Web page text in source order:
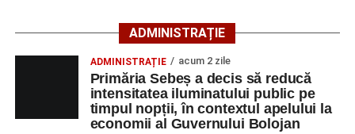
artiști locali și salonul literar„Armonia artelor”
Festivalul va cuprinde și o seară dedicată tradițiilor
săsești, precum și un spectacol folcloric organizat în
memoria interpretului Felician Fărcașiu.
Printre momentele de atracție se numără spectacolul de
ADMINISTRAȚIE
ADMINISTRAȚIE acum 2 zile
Primăria Sebeș a decis să reducă
intensitatea iluminatului public pe
timpul nopții, în contextul apelului la
economii al Guvernului Bolojan